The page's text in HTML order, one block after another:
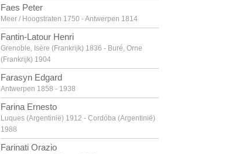
Faes Peter
Meer / Hoogstraten 1750 - Antwerpen 1814
Fantin-Latour Henri
Grenoble, Isère (Frankrijk) 1836 - Buré, Orne
(Frankrijk) 1904
Farasyn Edgard
Antwerpen 1858 - 1938
Farina Ernesto
Luques (Argentinië) 1912 - Cordóba (Argentinië)
1988
Farinati Orazio